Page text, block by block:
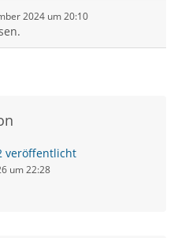
2024 um 20:10
veröffentlicht
um 22:28